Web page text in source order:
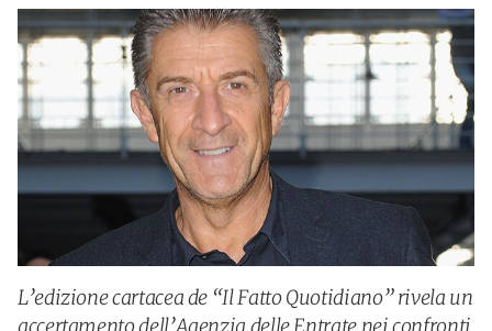
L’edizione cartacea de “Il Fatto Quotidiano” rivela un